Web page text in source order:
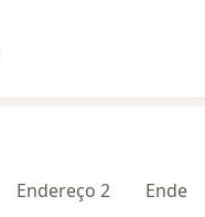
Endereço 2